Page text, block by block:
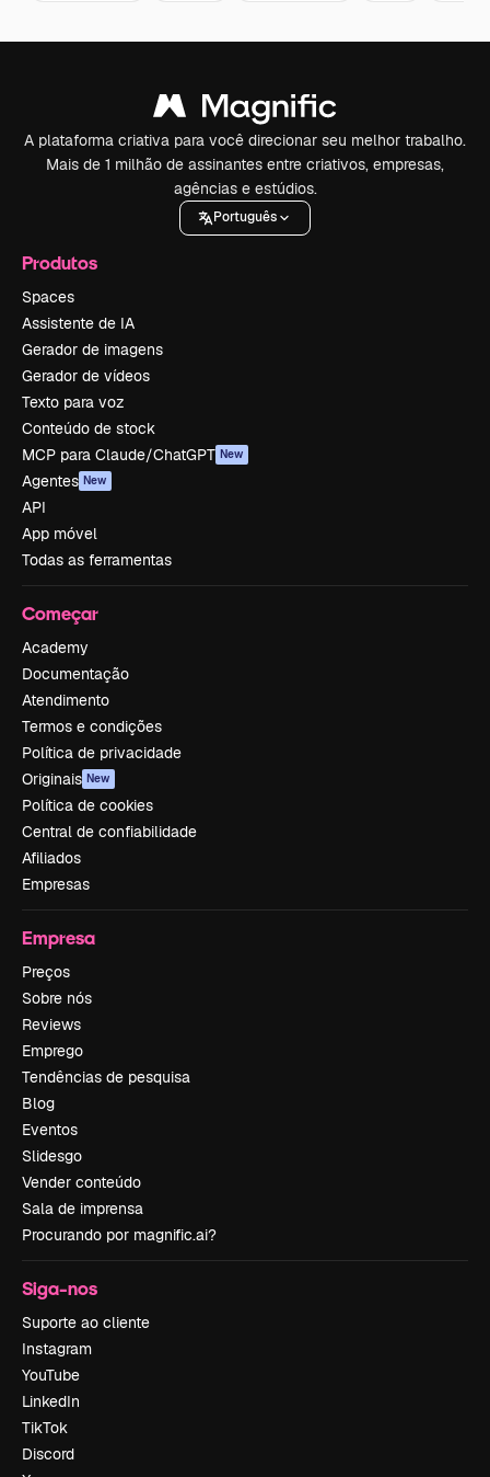
A plataforma criativa para você direcionar seu melhor trabalho.
Mais de 1 milhão de assinantes entre criativos, empresas,
agências e estúdios.
Português
Produtos
Spaces
Assistente de IA
Gerador de imagens
Gerador de vídeos
Texto para voz
Conteúdo de stock
MCP para Claude/ChatGPT New
Agentes New
API
App móvel
Todas as ferramentas
Começar
Academy
Documentação
Atendimento
Termos e condições
Política de privacidade
Originais New
Política de cookies
Central de confiabilidade
Afiliados
Empresas
Empresa
Preços
Sobre nós
Reviews
Emprego
Tendências de pesquisa
Blog
Eventos
Slidesgo
Vender conteúdo
Sala de imprensa
Procurando por magnific.ai?
Siga-nos
Suporte ao cliente
Instagram
YouTube
LinkedIn
TikTok
Discord